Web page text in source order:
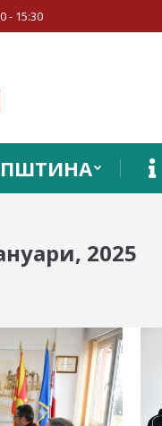
- 15:30
2025